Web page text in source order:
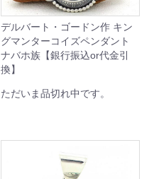
デルバート・ゴードン作 キン
グマンターコイズペンダント
ナバホ族【銀行振込or代金引
換】
ただいま品切れ中です。